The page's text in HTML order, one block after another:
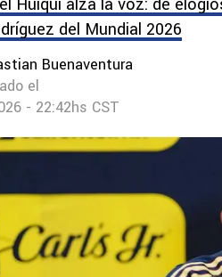
del Mundial 2026
Buenaventura
el
- 22:42hs CST